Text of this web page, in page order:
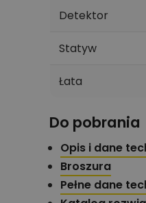
Detektor
Statyw
Łata
Do pobrania
Opis i dane
Broszura
Pełne dane